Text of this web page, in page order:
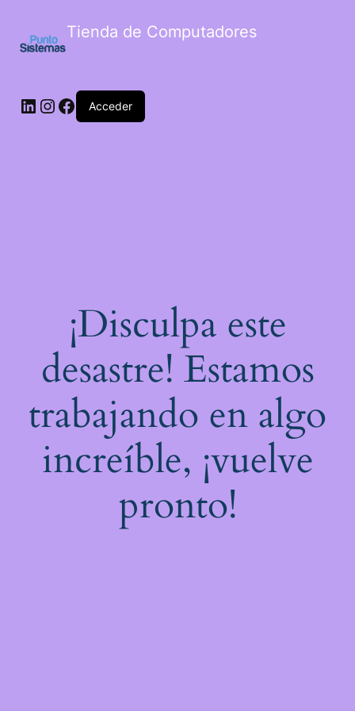
Tienda de Computadores
Acceder
¡Disculpa este
desastre! Estamos
trabajando en algo
increíble, ¡vuelve
pronto!